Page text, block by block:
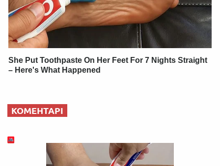
She Put Toothpaste On Her Feet For 7 Nights Straight
– Here's What Happened
КОМЕНТАРІ